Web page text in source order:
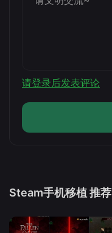
请登录后发表评论
Steam手机移植 推荐